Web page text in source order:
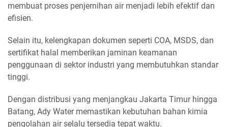
membuat proses penjernihan air menjadi lebih efektif dan
efisien.
Selain itu, kelengkapan dokumen seperti COA, MSDS, dan
sertifikat halal memberikan jaminan keamanan
penggunaan di sektor industri yang membutuhkan standar
tinggi.
Dengan distribusi yang menjangkau Jakarta Timur hingga
Batang, Ady Water memastikan kebutuhan bahan kimia
pengolahan air selalu tersedia tepat waktu.